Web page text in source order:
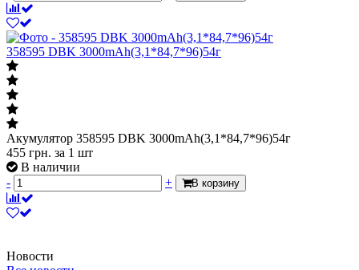
358595 DBK 3000mAh(3,1*84,7*96)54г
Акумулятор 358595 DBK 3000mAh(3,1*84,7*96)54г
455 грн. за 1 шт
В наличии
-
+ В корзину
Новости